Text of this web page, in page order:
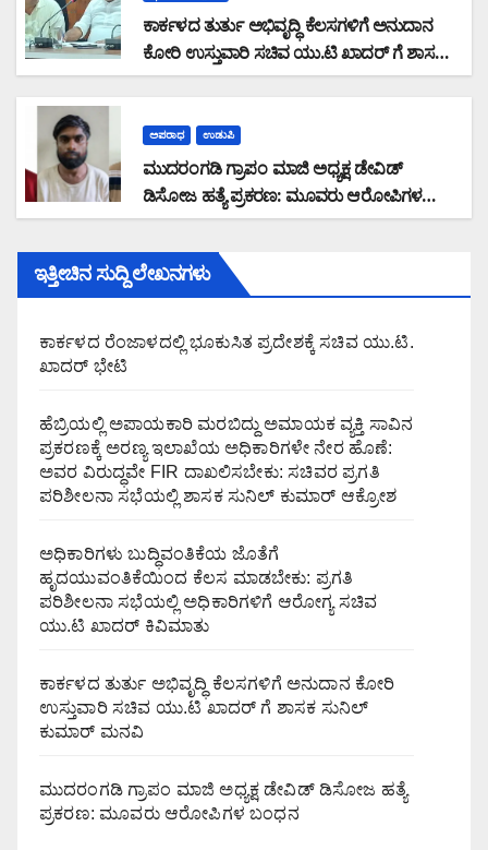
ಕಾರ್ಕಳದ ತುರ್ತು ಅಭಿವೃದ್ಧಿ ಕೆಲಸಗಳಿಗೆ ಅನುದಾನ
ಕೋರಿ ಉಸ್ತುವಾರಿ ಸಚಿವ ಯು.ಟಿ ಖಾದರ್ ಗೆ ಶಾಸಕ
ಸುನಿಲ್‌ ಕುಮಾರ್‌ ಮನವಿ
ಅಪರಾಧ ಉಡುಪಿ
ಮುದರಂಗಡಿ ಗ್ರಾಪಂ ಮಾಜಿ ಅಧ್ಯಕ್ಷ ಡೇವಿಡ್
ಡಿಸೋಜ ಹತ್ಯೆ ಪ್ರಕರಣ: ಮೂವರು ಆರೋಪಿಗಳ
ಬಂಧನ
ಇತ್ತೀಚಿನ ಸುದ್ದಿ ಲೇಖನಗಳು
ಕಾರ್ಕಳದ ರೆಂಜಾಳದಲ್ಲಿ ಭೂಕುಸಿತ ಪ್ರದೇಶಕ್ಕೆ ಸಚಿವ ಯು.ಟಿ.
ಖಾದರ್ ಭೇಟಿ
ಹೆಬ್ರಿಯಲ್ಲಿ ಅಪಾಯಕಾರಿ ಮರಬಿದ್ದು ಅಮಾಯಕ ವ್ಯಕ್ತಿ ಸಾವಿನ
ಪ್ರಕರಣಕ್ಕೆ ಅರಣ್ಯ ಇಲಾಖೆಯ ಅಧಿಕಾರಿಗಳೇ ನೇರ ಹೊಣೆ:
ಅವರ ವಿರುದ್ಧವೇ FIR ದಾಖಲಿಸಬೇಕು: ಸಚಿವರ ಪ್ರಗತಿ
ಪರಿಶೀಲನಾ ಸಭೆಯಲ್ಲಿ ಶಾಸಕ ಸುನಿಲ್ ಕುಮಾರ್ ಆಕ್ರೋಶ
ಅಧಿಕಾರಿಗಳು ಬುದ್ಧಿವಂತಿಕೆಯ ಜೊತೆಗೆ
ಹೃದಯುವಂತಿಕೆಯಿಂದ ಕೆಲಸ ಮಾಡಬೇಕು: ಪ್ರಗತಿ
ಪರಿಶೀಲನಾ ಸಭೆಯಲ್ಲಿ ಅಧಿಕಾರಿಗಳಿಗೆ ಆರೋಗ್ಯ ಸಚಿವ
ಯು.ಟಿ ಖಾದರ್ ಕಿವಿಮಾತು
ಕಾರ್ಕಳದ ತುರ್ತು ಅಭಿವೃದ್ಧಿ ಕೆಲಸಗಳಿಗೆ ಅನುದಾನ ಕೋರಿ
ಉಸ್ತುವಾರಿ ಸಚಿವ ಯು.ಟಿ ಖಾದರ್ ಗೆ ಶಾಸಕ ಸುನಿಲ್‌
ಕುಮಾರ್‌ ಮನವಿ
ಮುದರಂಗಡಿ ಗ್ರಾಪಂ ಮಾಜಿ ಅಧ್ಯಕ್ಷ ಡೇವಿಡ್ ಡಿಸೋಜ ಹತ್ಯೆ
ಪ್ರಕರಣ: ಮೂವರು ಆರೋಪಿಗಳ ಬಂಧನ